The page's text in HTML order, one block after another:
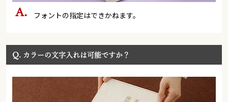
フォントの指定はできかねます。
Q. カラーの文字入れは可能ですか？